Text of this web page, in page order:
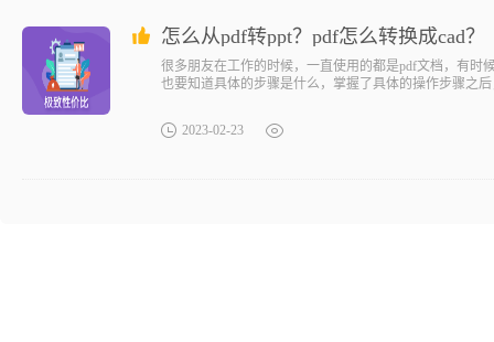
怎么从pdf转ppt？pdf怎么转换成cad？
很多朋友在工作的时候，一直使用的都是pdf文档，有时
也要知道具体的步骤是什么，掌握了具体的操作步骤之
2023-02-23